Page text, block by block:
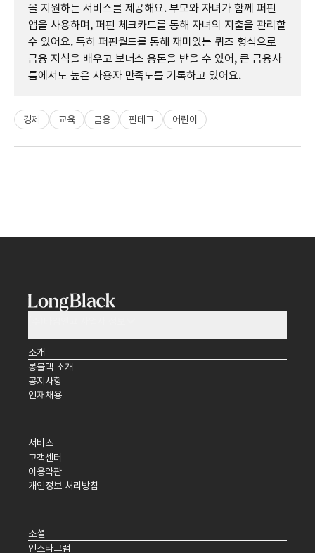
을 지원하는 서비스를 제공해요. 부모와 자녀가 함께 퍼핀
앱을 사용하며, 퍼핀 체크카드를 통해 자녀의 지출을 관리할
수 있어요. 특히 퍼핀월드를 통해 재미있는 퀴즈 형식으로
금융 지식을 배우고 보너스 용돈을 받을 수 있어, 큰 금융사
틈에서도 높은 사용자 만족도를 기록하고 있어요.
경제 교육 금융 핀테크 어린이
소개
롱블랙 소개
공지사항
인재채용
서비스
고객센터
이용약관
개인정보 처리방침
소셜
인스타그램